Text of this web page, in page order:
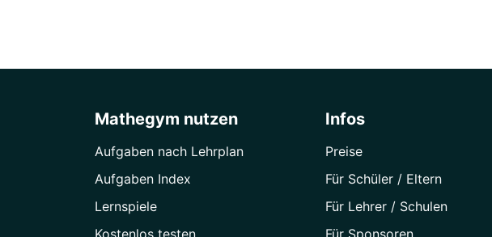
Mathegym nutzen
Aufgaben nach Lehrplan
Aufgaben Index
Lernspiele
Infos
Preise
Für Schüler / Eltern
Für Lehrer / Schulen